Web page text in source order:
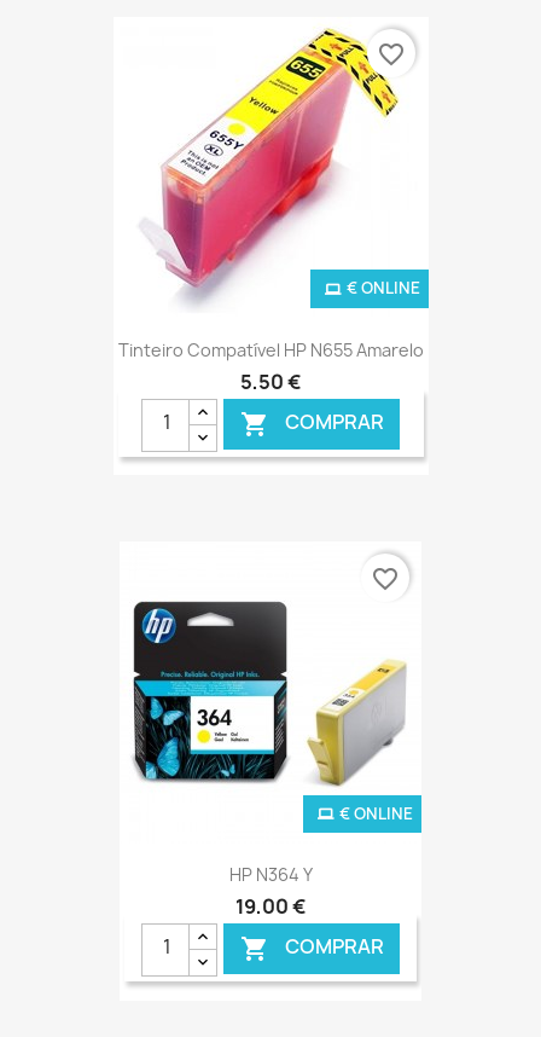
Tinteiro Compatível HP N655 Amarelo
5,50 €
 COMPRAR
€ ONLINE
favorite_border
HP N364 Y
19,00 €
 COMPRAR
€ ONLINE
favorite_border